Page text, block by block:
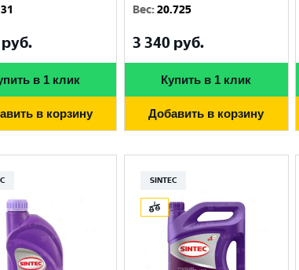
руб.
в 1 клик
в корзину
Вес:20.725
3 340 руб.
Купить в 1 клик
Добавить в корзину
SINTEC
Москва
Смоленск